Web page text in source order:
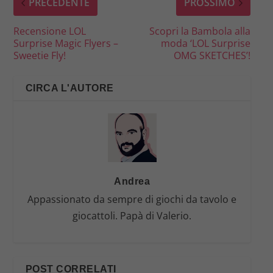
Recensione LOL
Surprise Magic Flyers –
Sweetie Fly!
Scopri la Bambola alla
moda ‘LOL Surprise
OMG SKETCHES’!
CIRCA L'AUTORE
Andrea
Appassionato da sempre di giochi da tavolo e
giocattoli. Papà di Valerio.
POST CORRELATI